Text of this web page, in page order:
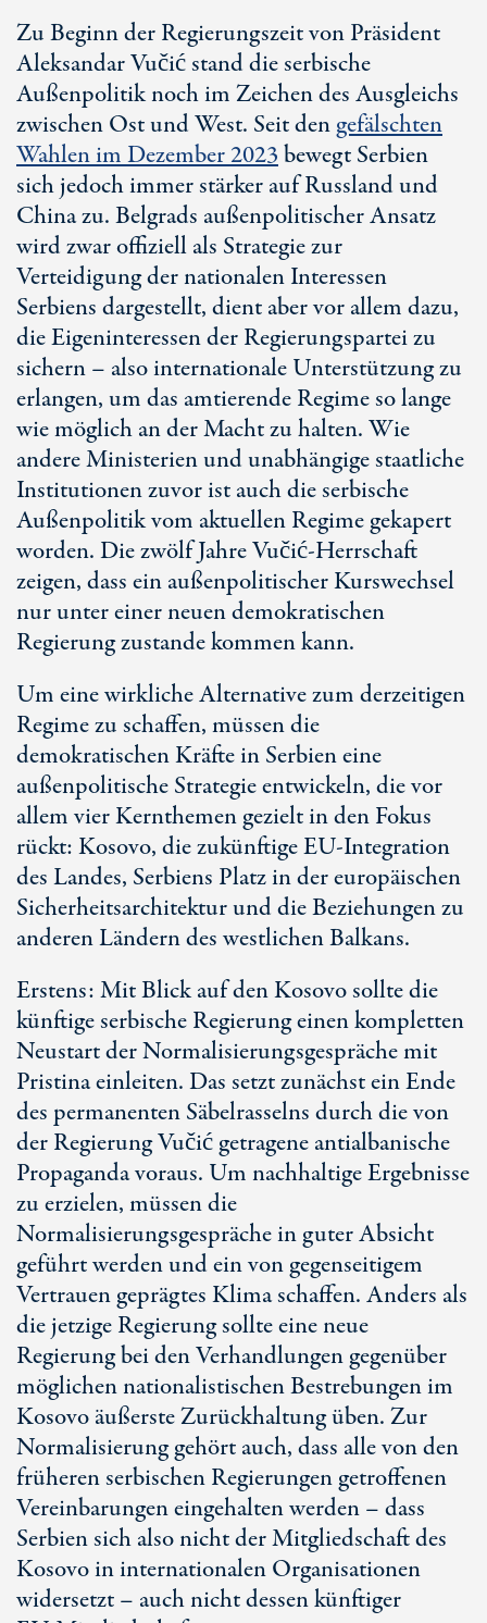
Zu Beginn der Regierun­gszeit von Präsident
Aleksandar Vučić stand die serbische
Außenpolitik noch im Zeichen des Ausgleichs
zwischen Ost und West. Seit dengefälschten
Wahlen im Dezember 2023bewegt Serbien
sich jedoch immer stärker auf Russland und
China zu. Belgrads außenpolitischer Ansatz
wird zwar offiziell als Strategie zur
Verteidigung der nationalen Interessen
Serbiens dargestellt, dient aber vor allem dazu,
die Eigeninteressen der Regierungspartei zu
sichern – also internationale Unterstützung zu
erlangen, um das amtierende Regime so lange
wie möglich an der Macht zu halten. Wie
andere Ministerien und unabhängige staatliche
Institutionen zuvor ist auch die serbische
Außenpolitik vom aktuellen Regime gekapert
worden. Diezwölf JahreVučić-Herrschaft
zeigen, dass ein außenpolitischer Kurswechsel
nur unter einer neuen demokratischen
Regierung zustande kommen kann.
Um eine wirkliche Alternative zum derzeitigen
Regime zu schaffen, müssen die
demokratischen Kräfte in Serbien eine
außenpolitische Strategie entwickeln, die vor
allem vier Kernthemen gezielt in den Fokus
rückt: Kosovo, die zukünftigeEU-Integration
des Landes, Serbiens Platz in der europäischen
Sicherheitsarchitektur und die Beziehungen zu
anderen Ländern des westlichen Balkans.
Erstens: Mit Blick auf den Kosovo sollte die
künftige serbische Regierung einen kompletten
Neustart der Normalisierungsgespräche mit
Pristina einleiten. Das setzt zunächst ein Ende
des permanenten Säbelrasselns durch die von
der Regierung Vučić getragene antialbanische
Propaganda voraus. Um nachhaltige Ergebnisse
zu erzielen, müssen die
Normalisierungsgespräche in guter Absicht
geführt werden und ein von gegenseitigem
Vertrauen geprägtes Klima schaffen. Anders als
die jetzige Regierung sollte eine neue
Regierung bei den Verhandlungen gegenüber
möglichen nationalistischen Bestrebungen im
Kosovo äußerste Zurückhaltung üben. Zur
Normalisierung gehört auch, dass alle von den
früheren serbischen Regierungen getroffenen
Vereinbarungen eingehalten werden – dass
Serbien sich also nicht der Mitgliedschaft des
Kosovo in internationalen Organisationen
widersetzt – auch nicht dessen künftiger